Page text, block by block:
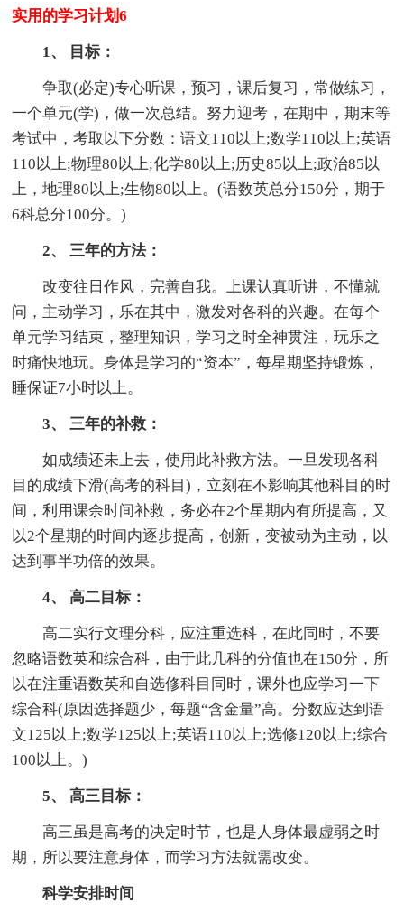
实用的学习计划6
1、 目标：
争取(必定)专心听课，预习，课后复习，常做练习，
一个单元(学)，做一次总结。努力迎考，在期中，期末等
考试中，考取以下分数：语文110以上;数学110以上;英语
110以上;物理80以上;化学80以上;历史85以上;政治85以
上，地理80以上;生物80以上。(语数英总分150分，期于
6科总分100分。)
2、 三年的方法：
改变往日作风，完善自我。上课认真听讲，不懂就
问，主动学习，乐在其中，激发对各科的兴趣。在每个
单元学习结束，整理知识，学习之时全神贯注，玩乐之
时痛快地玩。身体是学习的“资本”，每星期坚持锻炼，
睡保证7小时以上。
3、 三年的补救：
如成绩还未上去，使用此补救方法。一旦发现各科
目的成绩下滑(高考的科目)，立刻在不影响其他科目的时
间，利用课余时间补救，务必在2个星期内有所提高，又
以2个星期的时间内逐步提高，创新，变被动为主动，以
达到事半功倍的效果。
4、 高二目标：
高二实行文理分科，应注重选科，在此同时，不要
忽略语数英和综合科，由于此几科的分值也在150分，所
以在注重语数英和自选修科目同时，课外也应学习一下
综合科(原因选择题少，每题“含金量”高。分数应达到语
文125以上;数学125以上;英语110以上;选修120以上;综合
100以上。)
5、 高三目标：
高三虽是高考的决定时节，也是人身体最虚弱之时
期，所以要注意身体，而学习方法就需改变。
科学安排时间